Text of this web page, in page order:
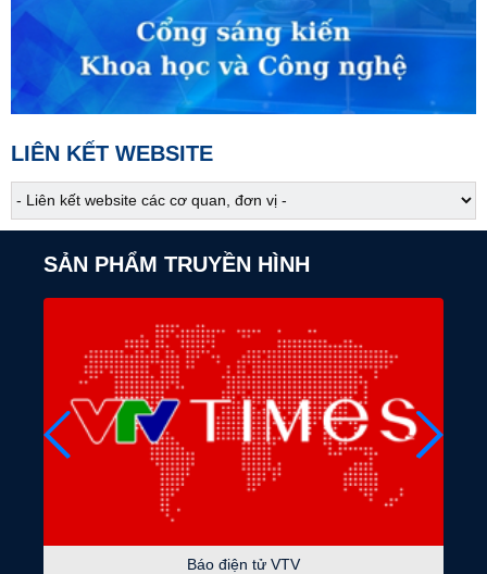
05:05
S - Việt Nam
Đặc sản ở Thượng Minh, Thái Nguyên
05:10
Cựu chiến binh Việt Nam
05:30 Chào buổi sáng
07:00 Tài chính - Kinh doanh
Nẻo về nguồn cội
Tín ngưỡng nông nghiệp của người Thái
07:45
Sắc màu các dân tộc
Bền bỉ lửa nghề
Phụ nữ là để yêu thương
Phát huy vai trò của mặt trận
Tháng nghe dân nói
LIÊN KẾT WEBSITE
SẢN PHẨM TRUYỀN HÌNH
Báo điện tử VTV